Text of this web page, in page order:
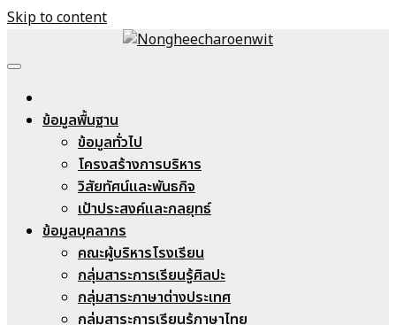
Skip to content
Nongheecharoenwit
ข้อมูลพื้นฐาน
ข้อมูลทั่วไป
โครงสร้างการบริหาร
วิสัยทัศน์และพันธกิจ
เป้าประสงค์และกลยุทธ์
ข้อมูลบุคลากร
คณะผู้บริหารโรงเรียน
กลุ่มสาระการเรียนรู้ศิลปะ
กลุ่มสาระภาษาต่างประเทศ
กลุ่มสาระการเรียนรู้ภาษาไทย